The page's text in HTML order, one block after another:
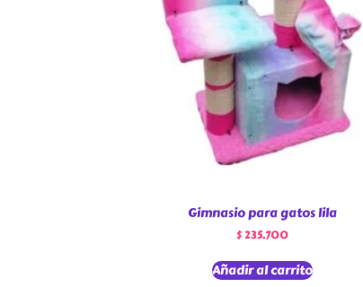
Gimnasio para gatos lila
$235.700
Añadir al carrito